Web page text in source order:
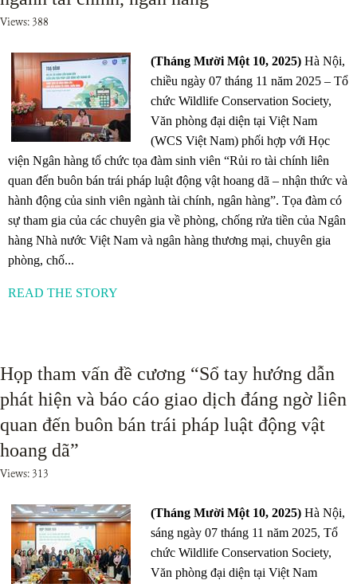
Views: 388
(Tháng Mười Một 10, 2025) Hà Nội,
chiều ngày 07 tháng 11 năm 2025 – Tổ
chức Wildlife Conservation Society,
Văn phòng đại diện tại Việt Nam
(WCS Việt Nam) phối hợp với Học
viện Ngân hàng tổ chức tọa đàm sinh viên “Rủi ro tài chính liên
quan đến buôn bán trái pháp luật động vật hoang dã – nhận thức và
hành động của sinh viên ngành tài chính, ngân hàng”. Tọa đàm có
sự tham gia của các chuyên gia về phòng, chống rửa tiền của Ngân
hàng Nhà nước Việt Nam và ngân hàng thương mại, chuyên gia
phòng, chố...
READ THE STORY
Họp tham vấn đề cương “Sổ tay hướng dẫn
phát hiện và báo cáo giao dịch đáng ngờ liên
quan đến buôn bán trái pháp luật động vật
hoang dã”
Views: 313
(Tháng Mười Một 10, 2025) Hà Nội,
sáng ngày 07 tháng 11 năm 2025, Tổ
chức Wildlife Conservation Society,
Văn phòng đại diện tại Việt Nam